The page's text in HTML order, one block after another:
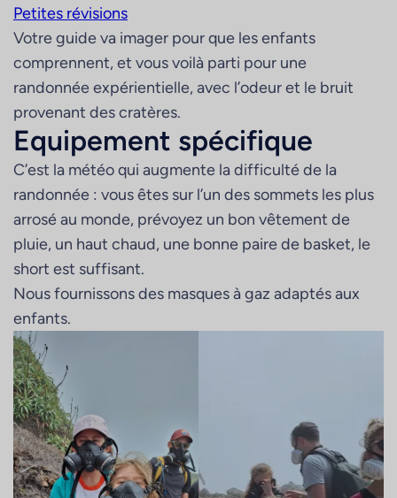
Petites révisions
Votre guide va imager pour que les enfants
comprennent, et vous voilà parti pour une
randonnée expérientielle, avec l’odeur et le bruit
provenant des cratères.
Equipement spécifique
C’est la météo qui augmente la difficulté de la
randonnée : vous êtes sur l’un des sommets les plus
arrosé au monde, prévoyez un bon vêtement de
pluie, un haut chaud, une bonne paire de basket, le
short est suffisant.
Nous fournissons des masques à gaz adaptés aux
enfants.